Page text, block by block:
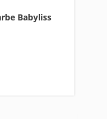
Babyliss